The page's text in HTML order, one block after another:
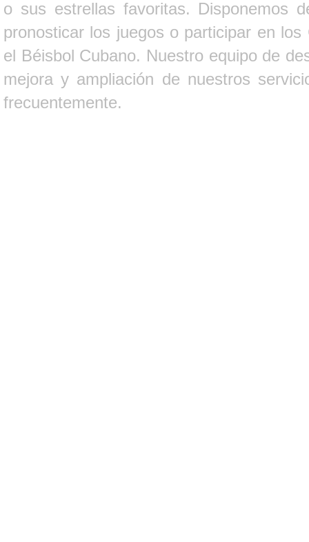
o sus estrellas favoritas. Disponemos
pronosticar los juegos o participar en
el Béisbol Cubano. Nuestro equipo de
mejora y ampliación de nuestros
frecuentemente.